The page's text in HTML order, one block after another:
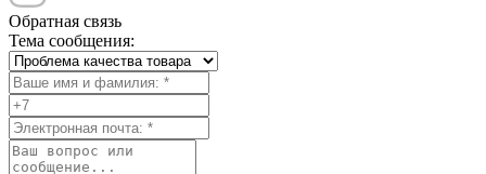
Обратная связь
Тема сообщения: